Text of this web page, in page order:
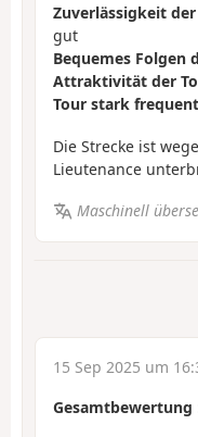
Zuverlässigkeit
gut
Bequemes Folgen
Attraktivität der
Tour stark
Die Strecke ist
Lieutenance
Maschinell
15 Sep 2025 um
Gesamtbewertung